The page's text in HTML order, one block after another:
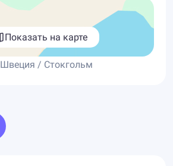
Показать на карте
Швеция / Стокгольм